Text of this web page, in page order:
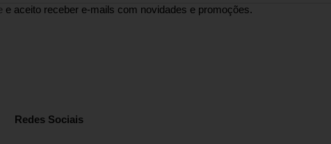
e aceito receber e-mails com novidades e promoções.
Redes Sociais